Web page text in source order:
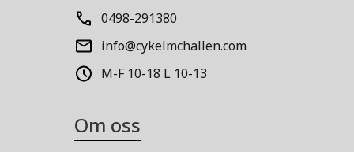
0498-291380
info@cykelmchallen.com
M-F 10-18 L 10-13
Om oss